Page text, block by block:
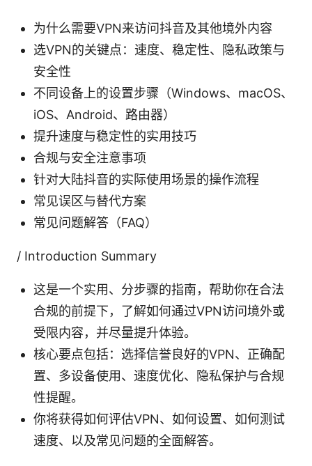
为什么需要VPN来访问抖音及其他境外内容
选VPN的关键点：速度、稳定性、隐私政策与
安全性
不同设备上的设置步骤（Windows、macOS、
iOS、Android、路由器）
提升速度与稳定性的实用技巧
合规与安全注意事项
针对大陆抖音的实际使用场景的操作流程
常见误区与替代方案
常见问题解答（FAQ）
/ Introduction Summary
这是一个实用、分步骤的指南，帮助你在合法
合规的前提下，了解如何通过VPN访问境外或
受限内容，并尽量提升体验。
核心要点包括：选择信誉良好的VPN、正确配
置、多设备使用、速度优化、隐私保护与合规
性提醒。
你将获得如何评估VPN、如何设置、如何测试
速度、以及常见问题的全面解答。